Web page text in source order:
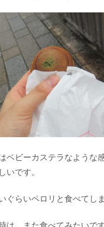
ベビーカステラなような
いです。
ぐらいペロリと食べてし
は、また食べてみたいで